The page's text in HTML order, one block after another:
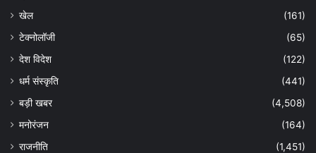
खेल
(161)
टेक्नोलॉजी
(65)
देश विदेश
(122)
धर्म संस्कृति
(441)
बड़ी खबर
(4,508)
मनोरंजन
(164)
राजनीति
(1,451)